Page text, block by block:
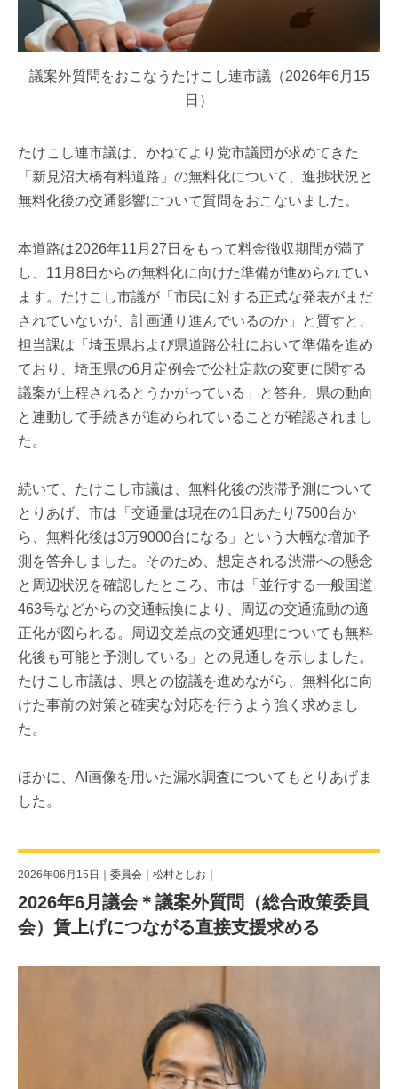
議案外質問をおこなうたけこし連市議（2026年6月15
日）
たけこし連市議は、かねてより党市議団が求めてきた
「新見沼大橋有料道路」の無料化について、進捗状況と
無料化後の交通影響について質問をおこないました。
本道路は2026年11月27日をもって料金徴収期間が満了
し、11月8日からの無料化に向けた準備が進められてい
ます。たけこし市議が「市民に対する正式な発表がまだ
されていないが、計画通り進んでいるのか」と質すと、
担当課は「埼玉県および県道路公社において準備を進め
ており、埼玉県の6月定例会で公社定款の変更に関する
議案が上程されるとうかがっている」と答弁。県の動向
と連動して手続きが進められていることが確認されまし
た。
続いて、たけこし市議は、無料化後の渋滞予測について
とりあげ、市は「交通量は現在の1日あたり7500台か
ら、無料化後は3万9000台になる」という大幅な増加予
測を答弁しました。そのため、想定される渋滞への懸念
と周辺状況を確認したところ、市は「並行する一般国道
463号などからの交通転換により、周辺の交通流動の適
正化が図られる。周辺交差点の交通処理についても無料
化後も可能と予測している」との見通しを示しました。
たけこし市議は、県との協議を進めながら、無料化に向
けた事前の対策と確実な対応を行うよう強く求めまし
た。
ほかに、AI画像を用いた漏水調査についてもとりあげま
した。
2026年06月15日｜ 委員会 ｜ 松村としお ｜
2026年6月議会＊議案外質問（総合政策委員
会）賃上げにつながる直接支援求める